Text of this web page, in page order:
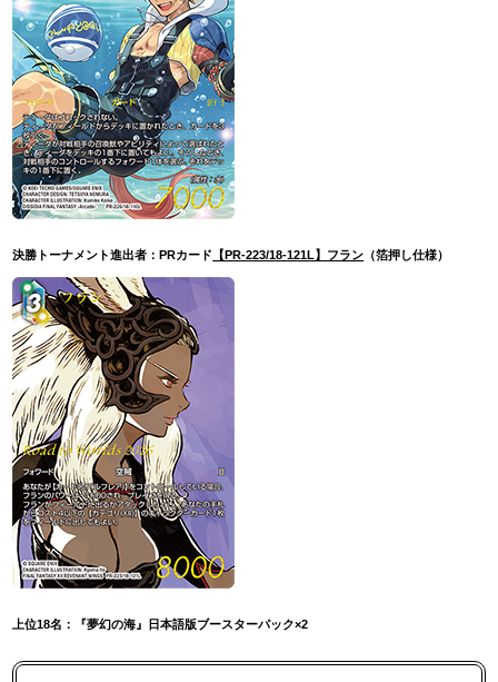
決勝トーナメント進出者：PRカード 【PR-223/18-121L】フラン （箔押し仕様）
上位18名：『夢幻の海』日本語版ブースターパック×2